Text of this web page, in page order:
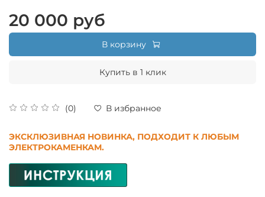
(0) В избранное
20 000 руб
В корзину
Купить в 1 клик
ЭКСКЛЮЗИВНАЯ НОВИНКА, ПОДХОДИТ К ЛЮБЫМ
ЭЛЕКТРОКАМЕНКАМ.